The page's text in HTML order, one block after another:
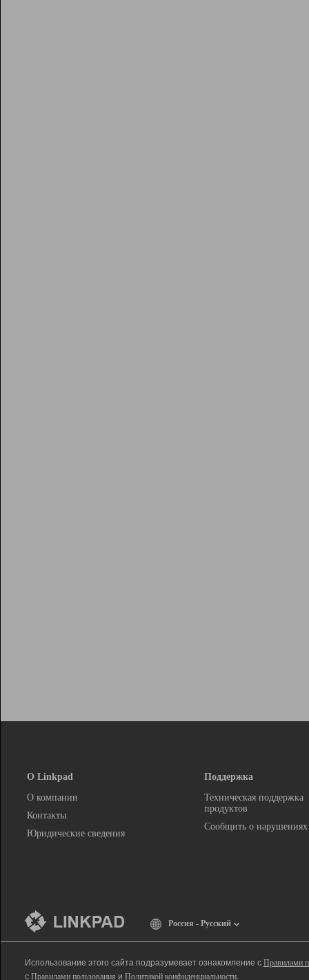
О Linkpad
О компании
Контакты
Юридические сведения
Поддержка
Техническая поддержка
продуктов
Сообщить о нарушениях
Россия - Русский
Использование этого сайта подразумевает ознакомление с Правилами
с Правилами пользования и Политикой конфиденциальности.